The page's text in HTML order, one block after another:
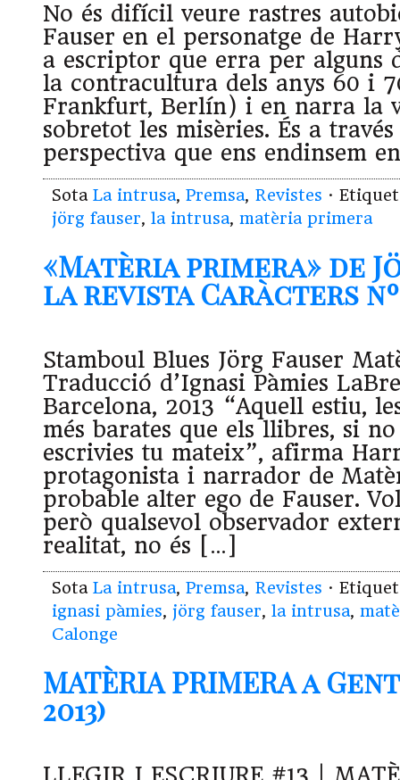
No és difícil veure rastres
Fauser en el personatge de
a escriptor que erra per alguns
la contracultura dels anys 60 i
Frankfurt, Berlín) i en narra la
sobretot les misèries. És a
perspectiva que ens endinsem
Sota La intrusa, Premsa, Revistes ·
jörg fauser, la intrusa, matèria primera
«Matèria primera» de
la revista Caràcters
Stamboul Blues Jörg Fauser
Traducció d’Ignasi Pàmies
Barcelona, 2013 “Aquell estiu,
més barates que els llibres, si no
escrivies tu mateix”, afirma
protagonista i narrador de
probable alter ego de Fauser.
però qualsevol observador
realitat, no és […]
Sota La intrusa, Premsa, Revistes ·
ignasi pàmies, jörg fauser, la intrusa,
Calonge
MATÈRIA PRIMERA a
2013)
LLEGIR I ESCRIURE #13 |